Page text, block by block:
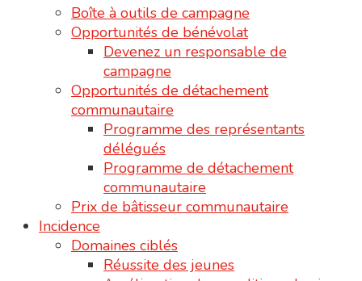
Boîte à outils de campagne
Opportunités de bénévolat
Devenez un responsable de
campagne
Opportunités de détachement
communautaire
Programme des représentants
délégués
Programme de détachement
communautaire
Prix de bâtisseur communautaire
Incidence
Domaines ciblés
Réussite des jeunes